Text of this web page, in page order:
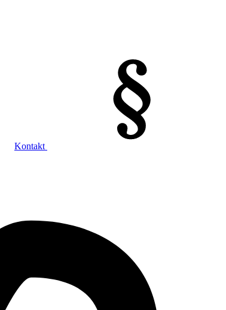
Kontakt